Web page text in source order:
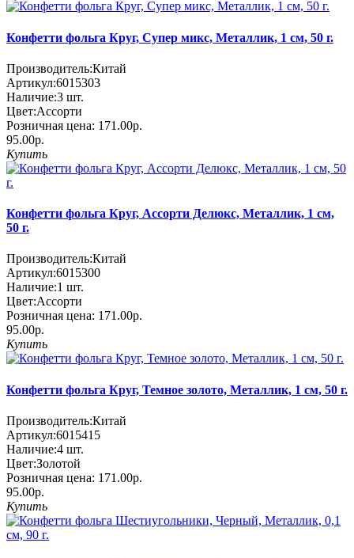
Конфетти фольга Круг, Супер микс, Металлик, 1 см, 50 г.
Производитель:Китай
Артикул:6015303
Наличие:3 шт.
Цвет:Ассорти
Розничная цена: 171.00р.
95.00р.
Купить
Конфетти фольга Круг, Ассорти Делюкс, Металлик, 1 см,
50 г.
Производитель:Китай
Артикул:6015300
Наличие:1 шт.
Цвет:Ассорти
Розничная цена: 171.00р.
95.00р.
Купить
Конфетти фольга Круг, Темное золото, Металлик, 1 см, 50 г.
Производитель:Китай
Артикул:6015415
Наличие:4 шт.
Цвет:Золотой
Розничная цена: 171.00р.
95.00р.
Купить